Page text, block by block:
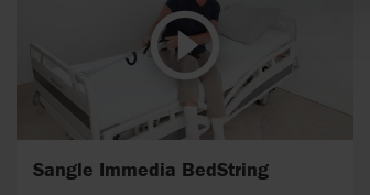
Sangle Immedia BedString